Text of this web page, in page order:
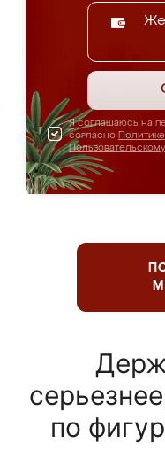
Я соглашаюсь на
согласно
по